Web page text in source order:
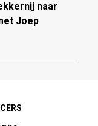
naar
Joep